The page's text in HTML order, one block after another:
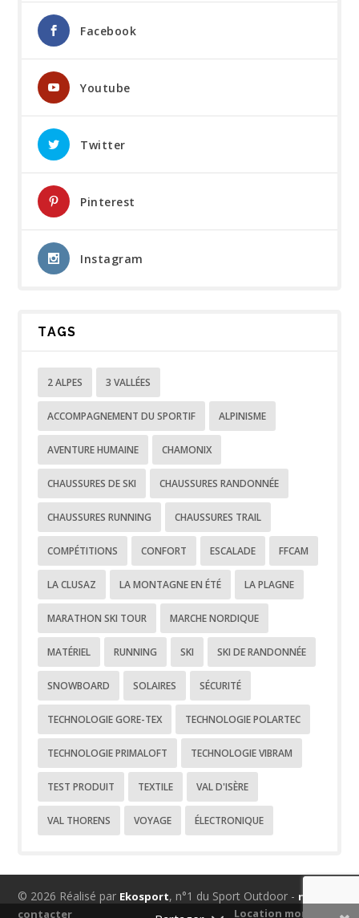
Facebook
Youtube
Twitter
Pinterest
Instagram
TAGS
2 ALPES 3 VALLÉES
ACCOMPAGNEMENT DU SPORTIF ALPINISME
AVENTURE HUMAINE CHAMONIX
CHAUSSURES DE SKI CHAUSSURES RANDONNÉE
CHAUSSURES RUNNING CHAUSSURES TRAIL
COMPÉTITIONS CONFORT ESCALADE FFCAM
LA CLUSAZ LA MONTAGNE EN ÉTÉ LA PLAGNE
MARATHON SKI TOUR MARCHE NORDIQUE
MATÉRIEL RUNNING SKI SKI DE RANDONNÉE
SNOWBOARD SOLAIRES SÉCURITÉ
TECHNOLOGIE GORE-TEX TECHNOLOGIE POLARTEC
TECHNOLOGIE PRIMALOFT TECHNOLOGIE VIBRAM
TEST PRODUIT TEXTILE VAL D'ISÈRE
VAL THORENS VOYAGE ÉLECTRONIQUE
© 2026 Réalisé par Ekosport, n°1 du Sport Outdoor - nous
contacter
Location montagne